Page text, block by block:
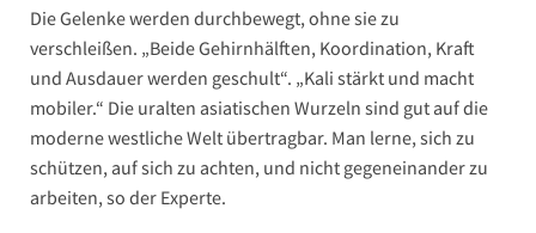
Die Gelenke werden durchbewegt, ohne sie zu
verschleißen. „Beide Gehirnhälften, Koordination, Kraft
und Ausdauer werden geschult“. „Kali stärkt und macht
mobiler.“ Die uralten asiatischen Wurzeln sind gut auf die
moderne westliche Welt übertragbar. Man lerne, sich zu
schützen, auf sich zu achten, und nicht gegeneinander zu
arbeiten, so der Experte.